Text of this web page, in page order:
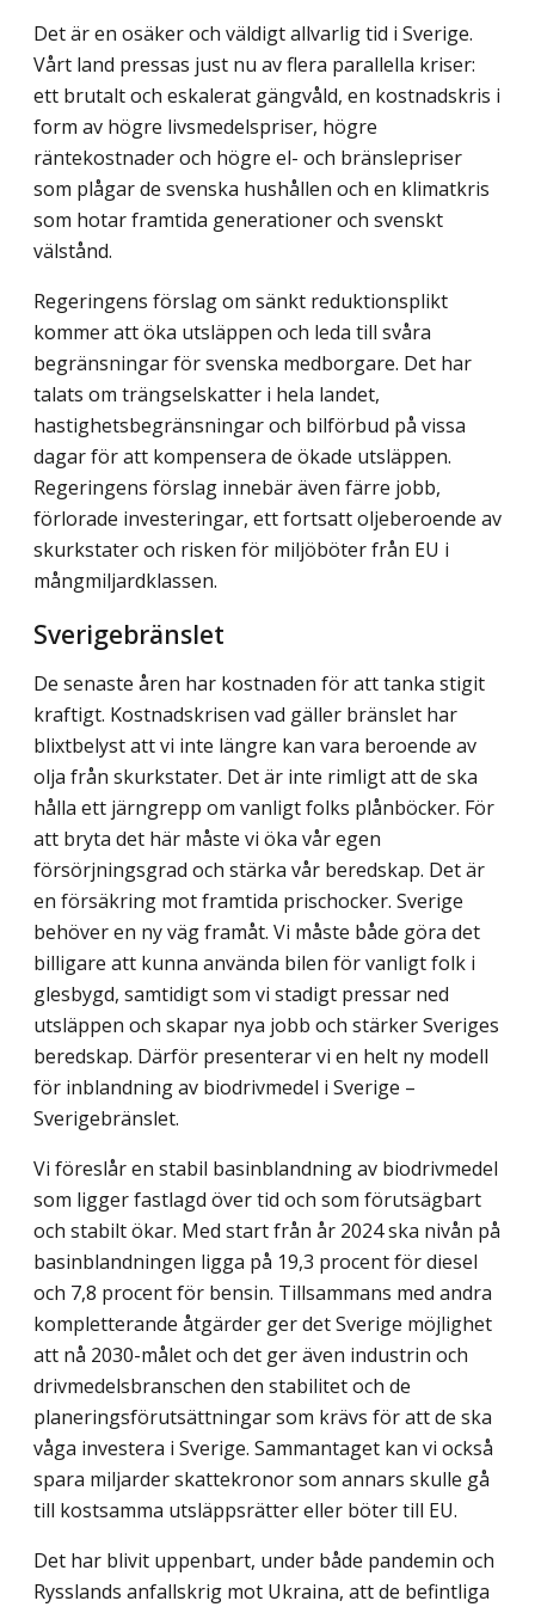
Det är en osäker och väldigt allvarlig tid i Sverige.
Vårt land pressas just nu av flera parallella kriser:
ett brutalt och eskalerat gängvåld, en kostnadskris i
form av högre livsmedelspriser, högre
räntekostnader och högre el- och bränslepriser
som plågar de svenska hushållen och en klimatkris
som hotar framtida generationer och svenskt
välstånd.
Regeringens förslag om sänkt reduktionsplikt
kommer att öka utsläppen och leda till svåra
begränsningar för svenska medborgare. Det har
talats om trängselskatter i hela landet,
hastighetsbegränsningar och bilförbud på vissa
dagar för att kompensera de ökade utsläppen.
Regeringens förslag innebär även färre jobb,
förlorade investeringar, ett fortsatt oljeberoende av
skurkstater och risken för miljöböter från EU i
mång­miljardklassen.
Sverigebränslet
De senaste åren har kostnaden för att tanka stigit
kraftigt. Kostnadskrisen vad gäller bränslet har
blixtbelyst att vi inte längre kan vara beroende av
olja från skurkstater. Det är inte rimligt att de ska
hålla ett järngrepp om vanligt folks plånböcker. För
att bryta det här måste vi öka vår egen
försörjningsgrad och stärka vår beredskap. Det är
en försäkring mot framtida prischocker. Sverige
behöver en ny väg framåt. Vi måste både göra det
billigare att kunna använda bilen för vanligt folk i
glesbygd, samtidigt som vi stadigt pressar ned
utsläppen och skapar nya jobb och stärker Sveriges
beredskap. Därför presenterar vi en helt ny modell
för inblandning av biodrivmedel i Sverige –
Sverigebränslet.
Vi föreslår en stabil basinblandning av biodrivmedel
som ligger fastlagd över tid och som förutsägbart
och stabilt ökar. Med start från år 2024 ska nivån på
basinblandningen ligga på 19,3 procent för diesel
och 7,8 procent för bensin. Tillsammans med andra
kompletterande åtgärder ger det Sverige möjlighet
att nå 2030-målet och det ger även industrin och
drivmedelsbranschen den stabilitet och de
planeringsförutsättningar som krävs för att de ska
våga investera i Sverige. Sammantaget kan vi också
spara miljarder skattekronor som annars skulle gå
till kostsamma utsläppsrätter eller böter till EU.
Det har blivit uppenbart, under både pandemin och
Rysslands anfallskrig mot Ukraina, att de befintliga